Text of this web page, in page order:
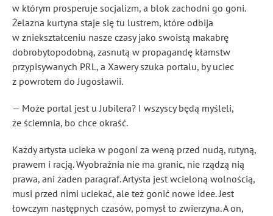
w którym prosperuje socjalizm, a blok zachodni go goni.
Żelazna kurtyna staje się tu lustrem, które odbija
w zniekształceniu nasze czasy jako swoistą makabrę
dobrobytopodobną, zasnutą w propagandę kłamstw
przypisywanych PRL, a Xawery szuka portalu, by uciec
z powrotem do Jugosławii.
— Może portal jest u Jubilera? I wszyscy będą myśleli,
że ściemnia, bo chce okraść.
Każdy artysta ucieka w pogoni za weną przed nudą, rutyną,
prawem i racją. Wyobraźnia nie ma granic, nie rządzą nią
prawa, ani żaden paragraf. Artysta jest wcieloną wolnością,
musi przed nimi uciekać, ale też gonić nowe idee. Jest
łowczym następnych czasów, pomysł to zwierzyna. A on,